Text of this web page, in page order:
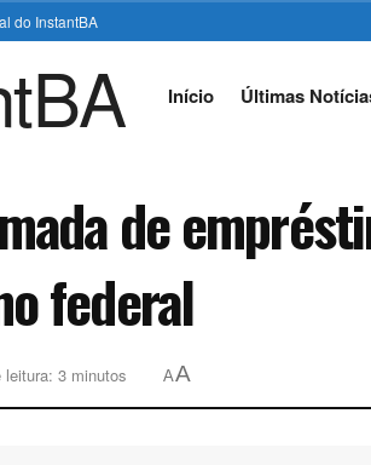
do InstantBA
Início Últimas
de
federal
leitura: 3 minutos AA